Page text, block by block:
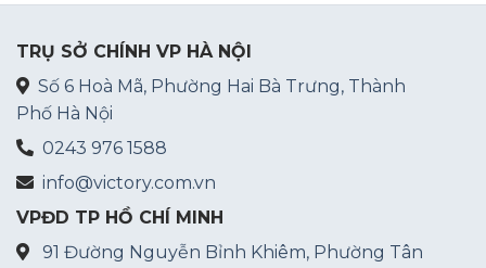
TRỤ SỞ CHÍNH VP HÀ NỘI
Số 6 Hoà Mã, Phường Hai Bà Trưng, Thành
Phố Hà Nội
0243 976 1588
info@victory.com.vn
VPĐD TP HỒ CHÍ MINH
91 Đường Nguyễn Bỉnh Khiêm, Phường Tân